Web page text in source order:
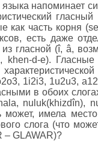
напоминает
как часть корня
есть даже
гласной (î, â,
khen-d-e).
1i2i3, 1u2u3,
в обоих
nuluk(khizdîn),
имела
слога (что
– GLAWAR)?